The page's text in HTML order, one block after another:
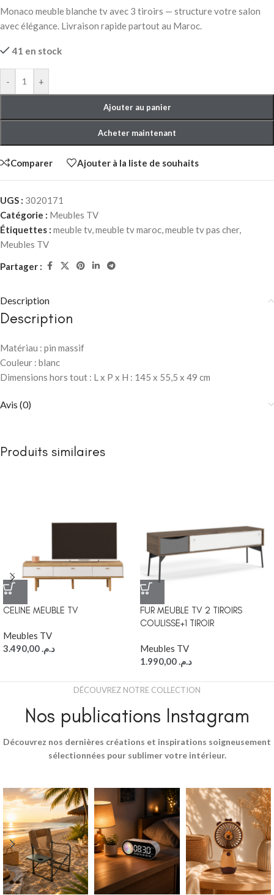
Monaco meuble blanche tv avec 3 tiroirs — structure votre salon
avec élégance. Livraison rapide partout au Maroc.
41 en stock
- +
Ajouter au panier
Acheter maintenant
Comparer Ajouter à la liste de souhaits
UGS : 3020171
Catégorie : Meubles TV
Étiquettes : meuble tv,meuble tv maroc,meuble tv pas cher,
Meubles TV
Partager :
Description
Description
Matériau : pin massif
Couleur : blanc
Dimensions hors tout : L x P x H : 145 x 55,5 x 49 cm
Avis (0)
Produits similaires
CELINE MEUBLE TV
Meubles TV
د.م.
FUR MEUBLE TV 2 TIROIRS
COULISSE+1 TIROIR
Meubles TV
د.م.
DÉCOUVREZ NOTRE COLLECTION
Nos publications Instagram
Découvrez nos dernières créations et inspirations soigneusement
sélectionnées pour sublimer votre intérieur.